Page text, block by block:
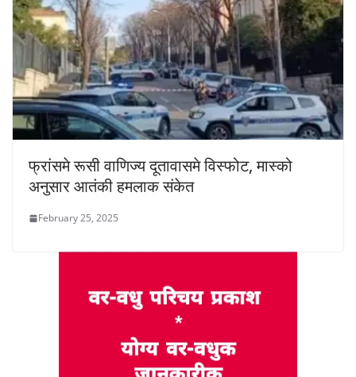
फ्रांसमे रूसी वाणिज्य दूतावासमे विस्फोट, मास्को
अनुसार आतंकी हमलाक संकेत
February 25, 2025